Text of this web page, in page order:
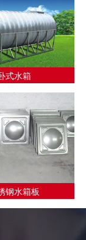
式水箱
钢水箱板